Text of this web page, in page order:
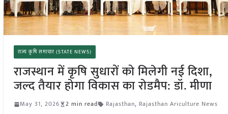
राज्य कृषि समाचार (STATE NEWS)
राजस्थान में कृषि सुधारों को मिलेगी नई दिशा,
जल्द तैयार होगा विकास का रोडमैप: डॉ. मीणा
May 31, 2026 2 min read Rajasthan, Rajasthan Ariculture News